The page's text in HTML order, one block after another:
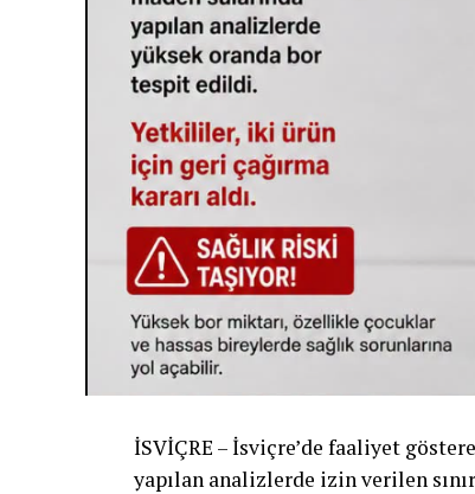
İSVİÇRE – İsviçre’de faaliyet
yapılan analizlerde izin verilen